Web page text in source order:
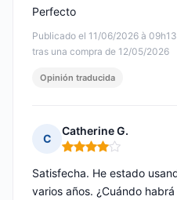
Publicado el 11/06/2026 à 09h13
tras una compra de 12/05/2026
Perfecto
Opinión traducida
C
Catherine G.
Nota: 4 de 5
Satisfecha. He estado
varios años. ¿Cuándo